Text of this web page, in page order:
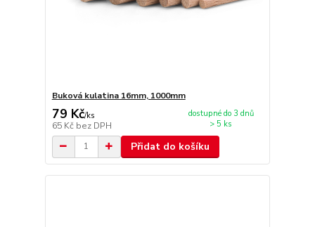
Buková kulatina 16mm, 1000mm
79 Kč/ks
65 Kč bez DPH
dostupné do 3 dnů
> 5 ks
Přidat do košíku